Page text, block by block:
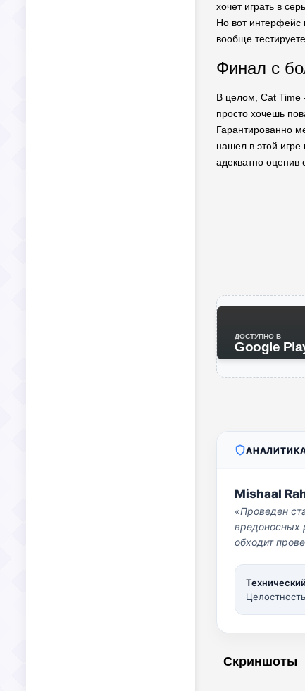
хочет играть в
Но вот интерфейс
вообще
Финал с
В целом, Cat Time
просто хочешь
Гарантированно
нашел в этой игре
адекватно оценив
ДОСТУПНО В
Google
АНАЛИТИКА:
Mishaal
«Проведен
вредоносных
обходит
Скриншоты